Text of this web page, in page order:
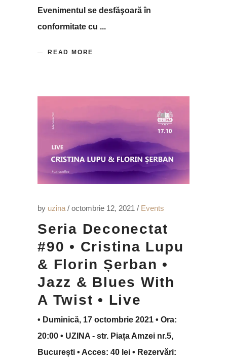
Evenimentul se desfăşoară în
conformitate cu
READ MORE
by uzina octombrie 12, 2021 Events
Seria Deconectat
#90 • Cristina Lupu
& Florin Șerban •
Jazz & Blues With
A Twist • Live
• Duminică, 17 octombrie 2021 • Ora:
20:00 • UZINA - str. Piața Amzei nr.5,
București • Acces: 40 lei • Rezervări: